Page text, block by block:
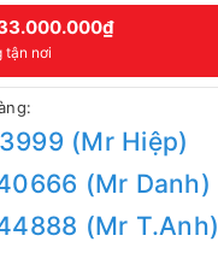
tận nơi
(Mr Hiệp)
(Mr Danh)
(Mr T.Anh)